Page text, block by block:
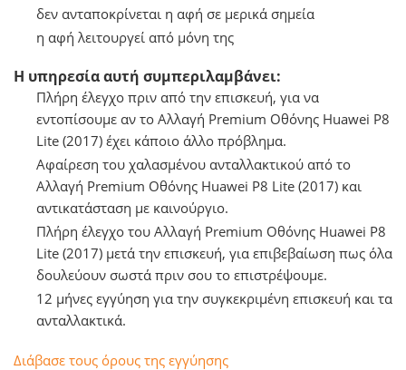
δεν ανταποκρίνεται η αφή σε μερικά σημεία
η αφή λειτουργεί από μόνη της
Η υπηρεσία αυτή συμπεριλαμβάνει:
Πλήρη έλεγχο πριν από την επισκευή, για να
εντοπίσουμε αν το Αλλαγή Premium Οθόνης Huawei P8
Lite (2017) έχει κάποιο άλλο πρόβλημα.
Αφαίρεση του χαλασμένου ανταλλακτικού από το
Αλλαγή Premium Οθόνης Huawei P8 Lite (2017) και
αντικατάσταση με καινούργιο.
Πλήρη έλεγχο του Αλλαγή Premium Οθόνης Huawei P8
Lite (2017) μετά την επισκευή, για επιβεβαίωση πως όλα
δουλεύουν σωστά πριν σου το επιστρέψουμε.
12 μήνες εγγύηση για την συγκεκριμένη επισκευή και τα
ανταλλακτικά.
Διάβασε τους όρους της εγγύησης